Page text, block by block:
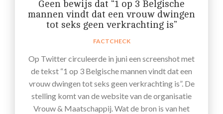
Geen bewijs dat “1 op 3 Belgische
mannen vindt dat een vrouw dwingen
tot seks geen verkrachting is”
FACTCHECK
Op Twitter circuleerde in juni een screenshot met
de tekst “1 op 3 Belgische mannen vindt dat een
vrouw dwingen tot seks geen verkrachting is”. De
stelling komt van de website van de organisatie
Vrouw & Maatschappij. Wat de bron is van het